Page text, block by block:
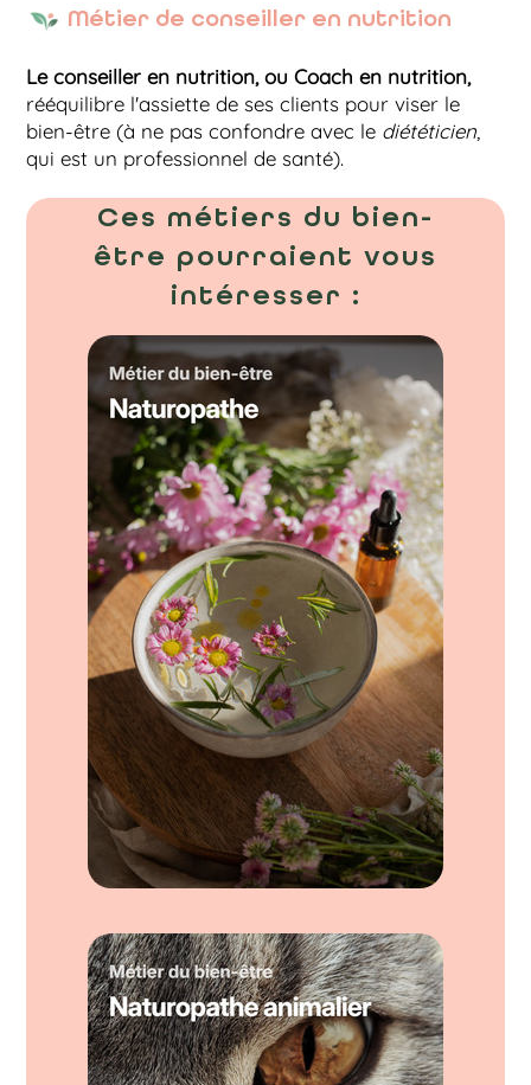
Métier de conseiller en nutrition
Le conseiller en nutrition, ou Coach en nutrition,
rééquilibre l'assiette de ses clients pour viser le
bien-être (à ne pas confondre avec le diététicien
qui est un professionnel de santé).
Ces métiers du bien-
être pourraient vous
intéresser :